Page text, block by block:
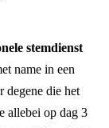
stemdienst
name in een
degene die het
allebei op dag 3